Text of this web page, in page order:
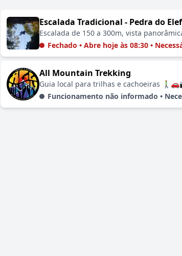
Resultados para Montanhismo
Escalada Tradicional - Pedra do
Fechado • Abre hoje às 08:30 •
All Mountain Trekking
Guia local para trilhas e cachoeiras
Funcionamento não informado •